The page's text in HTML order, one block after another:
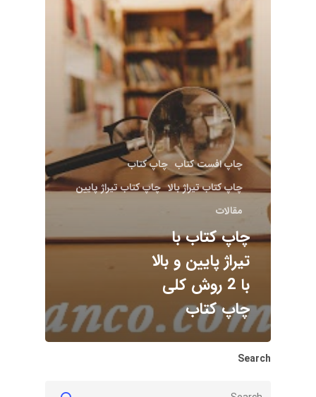
چاپ افست کتاب چاپ کتاب
چاپ کتاب تیراژ بالا چاپ کتاب تیراژ پایین
مقالات
چاپ کتاب با
تیراژ پایین و بالا
با 2 روش کلی
چاپ کتاب
Search